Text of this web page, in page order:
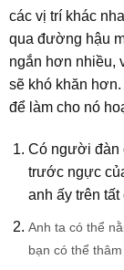
các vị trí khác
qua đường hậu
ngắn hơn nhiều,
sẽ khó khăn
để làm cho nó
Có người đàn
trước ngực
anh ấy trên tất
Anh ta có thể
bạn có thể